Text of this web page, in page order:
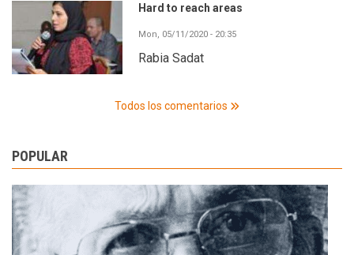
Hard to reach areas
Mon, 05/11/2020 - 20:35
Rabia Sadat
Todos los comentarios
POPULAR